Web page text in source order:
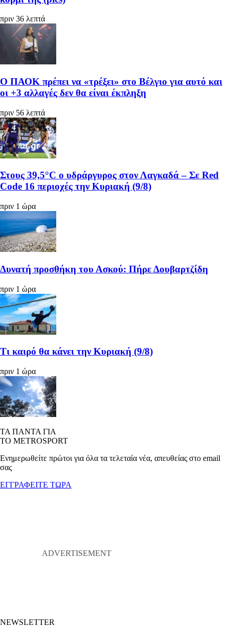
πριν 36 λεπτά
Ο ΠΑΟΚ πρέπει να «τρέξει» στο Βέλγιο για αυτό και
οι +3 αλλαγές δεν θα είναι έκπληξη
πριν 56 λεπτά
Στους 39,5°C ο υδράργυρος στον Λαγκαδά – Σε Red
Code 16 περιοχές την Κυριακή (9/8)
πριν 1 ώρα
Δυνατή προσθήκη του Ασκού: Πήρε Δουβαρτζίδη
πριν 1 ώρα
Τι καιρό θα κάνει την Κυριακή (9/8)
πριν 1 ώρα
ΤΑ ΠΑΝΤΑ ΓΙΑ
ΤΟ METROSPORT
Ενημερωθείτε πρώτοι για όλα τα τελεταία νέα, απευθείας στο email
σας
ΕΓΓΡΑΦΕΙΤΕ ΤΩΡΑ
NEWSLETTER